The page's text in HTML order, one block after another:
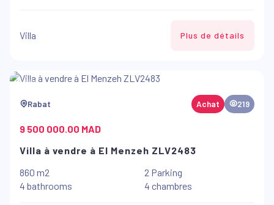
Villa Plus de détails
Rabat Achat 219
9 500 000.00 MAD
Villa à vendre à El Menzeh ZLV2483
860 m2
2 Parking
4 bathrooms
4 chambres